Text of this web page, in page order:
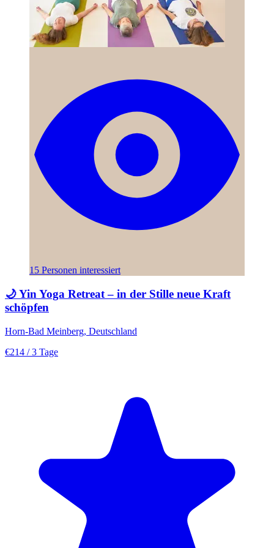
15 Personen interessiert
🌙 Yin Yoga Retreat – in der Stille neue Kraft
schöpfen
Horn-Bad Meinberg, Deutschland
€214 / 3 Tage